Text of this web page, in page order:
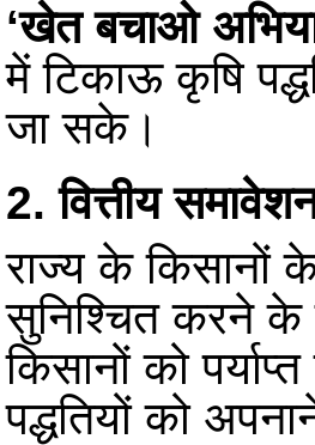
‘खेत बचाओ
में टिकाऊ कृषि
जा सके।
2. वित्तीय
राज्य के किसानों
सुनिश्चित करने के
किसानों को
पद्धतियों को